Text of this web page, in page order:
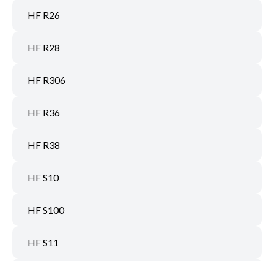
HF R26
HF R28
HF R306
HF R36
HF R38
HF S10
HF S100
HF S11